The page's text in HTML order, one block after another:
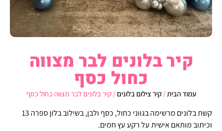
קיר בלונים לבר מצווה
כחול כסף
עמוד הבית/קיר צילום בלונים / קיר בלונים לבר מצווה כחול כסף
קשת בלונים מרשימה בגווני כחול, כסף ולבן, בשילוב בלון ספרה 13
וכיתוב מותאם אישית על רקע עץ חמים.